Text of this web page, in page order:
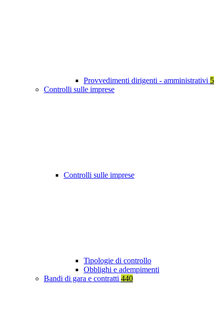
Provvedimenti dirigenti - amministrativi 5
Controlli sulle imprese
Controlli sulle imprese
Tipologie di controllo
Obblighi e adempimenti
Bandi di gara e contratti 440